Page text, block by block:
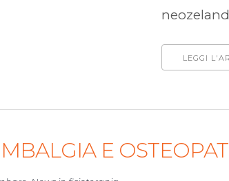
LEGGI
E